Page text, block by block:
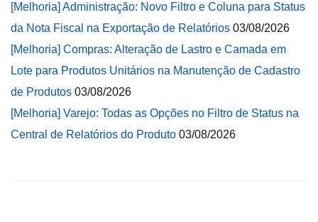
[Melhoria] Administração: Novo Filtro e Coluna para Status
da Nota Fiscal na Exportação de Relatórios 03/08/2026
[Melhoria] Compras: Alteração de Lastro e Camada em
Lote para Produtos Unitários na Manutenção de Cadastro
de Produtos 03/08/2026
[Melhoria] Varejo: Todas as Opções no Filtro de Status na
Central de Relatórios do Produto 03/08/2026